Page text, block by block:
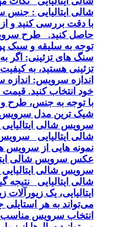
شالی ایتالیایی :
با دقت بررسی کنید و
حاصل کنید. طرح
توجه به سلیقه و سبک
سنگ های تزئینی: اگر
تزئینی هستید، به
اندازه سرویس: اندازه
خود انتخاب کنید.
با توجه به جنس، طرح و
شیک ترین مدل سرویس
سرویس شالی
شالی ایتالیایی
نمونه هایی از سرویس
عکس سرویس شالی
سرویس شالی
شالی ایتالیایی
ایتالیایی، یک
می‌تواند به هر
انتخاب سرویس مناسب